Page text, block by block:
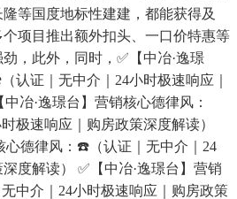
等国度地标性建建，都能获得及
项目推出额外扣头、一口价特惠等
，此外，同时，✅【中冶·逸璟
认证｜无中介｜24小时极速响应｜
冶·逸璟台】营销核心德律风：
极速响应｜购房政策深度解读）
心德律风：☎️（认证｜无中介｜24
度解读） ✅【中冶·逸璟台】营销
中介｜24小时极速响应｜购房政策